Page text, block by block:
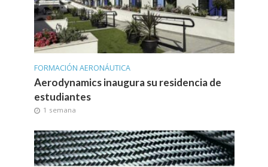
FORMACIÓN AERONÁUTICA
Aerodynamics inaugura su residencia de
estudiantes
1 semana